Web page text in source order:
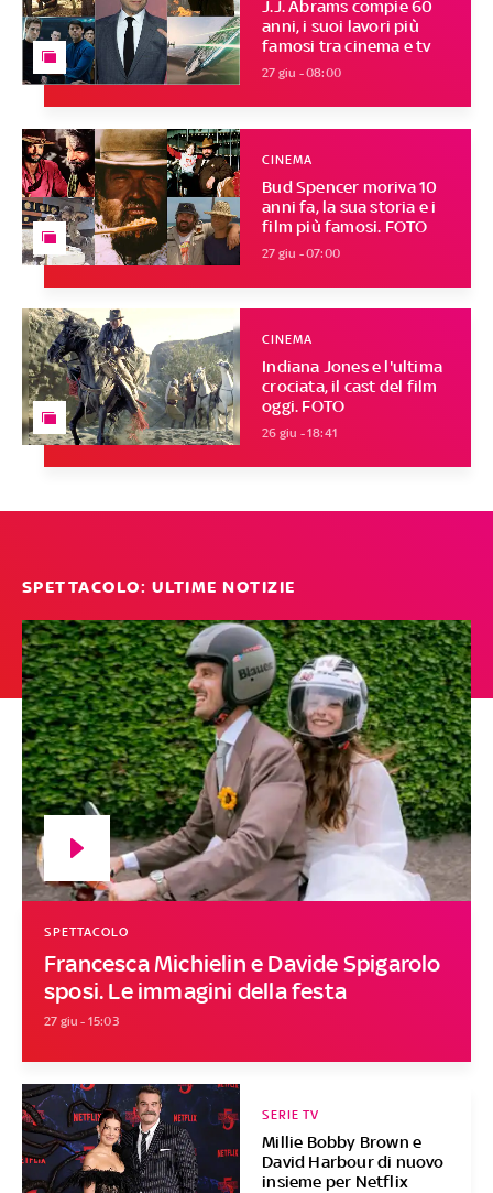
J.J. Abrams compie 60
anni, i suoi lavori più
famosi tra cinema e tv
27 giu - 08:00
Bud Spencer moriva 10
anni fa, la sua storia e i
film più famosi. FOTO
CINEMA
27 giu - 07:00
Indiana Jones e l'ultima
crociata, il cast del film
oggi. FOTO
CINEMA
26 giu - 18:41
SPETTACOLO: ULTIME NOTIZIE
Francesca Michielin e Davide Spigarolo
sposi. Le immagini della festa
SPETTACOLO
27 giu - 15:03
Millie Bobby Brown e
David Harbour di nuovo
insieme per Netflix
SERIE TV